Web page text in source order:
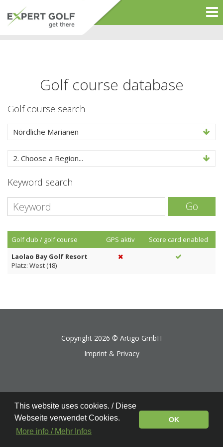
Golf course database
Golf course search
Nördliche Marianen
2. Choose a Region...
Keyword search
Go
Golf club / golf course GPS aktiv
Score card enabled
Laolao Bay Golf Resort
Platz: West (18)
Copyright 2026 © Artigo GmbH
Imprint & Privacy
This website uses cookies. / Diese
Webseite verwendet Cookies.
More info / Mehr Infos
OK